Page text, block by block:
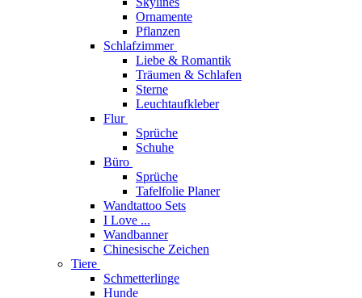
Ornamente
Pflanzen
Schlafzimmer
Liebe & Romantik
Träumen & Schlafen
Sterne
Leuchtaufkleber
Flur
Sprüche
Schuhe
Büro
Sprüche
Tafelfolie Planer
Wandtattoo Sets
I Love ...
Wandbanner
Chinesische Zeichen
Tiere
Schmetterlinge
Hunde